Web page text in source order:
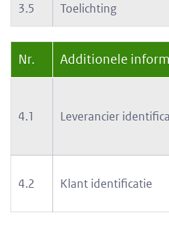
3.5 Toelichting
Nr. Additionele
4.1 Leverancier
4.2 Klant identificatie